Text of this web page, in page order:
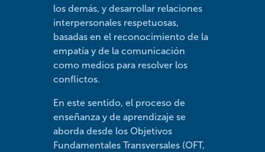
los demás, y desarrollar relaciones
interpersonales respetuosas,
basadas en el reconocimiento de la
empatía y de la comunicación
como medios para resolver los
conflictos.
En este sentido, el proceso de
enseñanza y de aprendizaje se
aborda desde los Objetivos
Fundamentales Transversales (OFT,